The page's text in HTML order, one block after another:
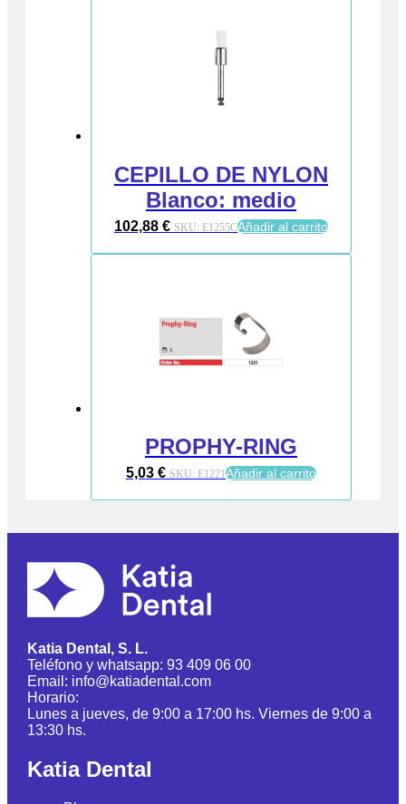
CEPILLO DE NYLON
Blanco: medio
102,88 € SKU: E1255CAñadir al carrito
PROPHY-RING
5,03 € SKU: E1221Añadir al carrito
Katia Dental, S. L.
Teléfono y whatsapp: 93 409 06 00
Email: info@katiadental.com
Horario:
Lunes a jueves, de 9:00 a 17:00 hs. Viernes de 9:00 a
13:30 hs.
Katia Dental